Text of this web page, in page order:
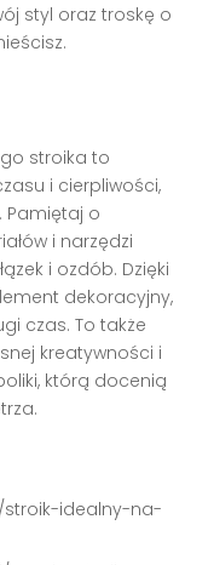
styl oraz troskę o
stroika to
i cierpliwości,
Pamiętaj o
i narzędzi
i ozdób. Dzięki
dekoracyjny,
czas. To także
kreatywności i
którą docenią
idealny-na-